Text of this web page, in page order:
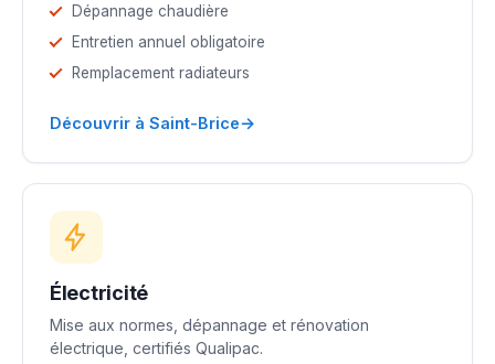
Dépannage chaudière
Entretien annuel obligatoire
Remplacement radiateurs
Découvrir à Saint-Brice→
Électricité
Mise aux normes, dépannage et rénovation
électrique, certifiés Qualipac.